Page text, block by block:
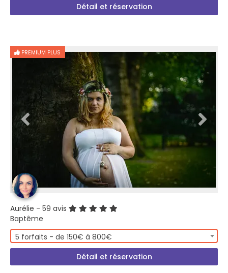
Détail et réservation
PREMIUM PLUS
Aurélie - 59 avis
Baptême
5 forfaits - de 150€ à 800€
Détail et réservation